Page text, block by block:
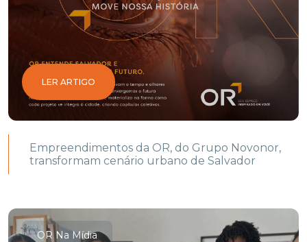
LER ARTIGO
Empreendimentos da OR, do Grupo Novonor,
transformam cenário urbano de Salvador
OR Na Mídia